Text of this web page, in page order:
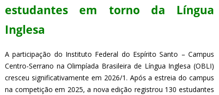
estudantes em torno da Língua
Inglesa
A participação do Instituto Federal do Espírito Santo – Campus
Centro-Serrano na Olimpíada Brasileira de Língua Inglesa (OBLI)
cresceu significativamente em 2026/1. Após a estreia do campus
na competição em 2025, a nova edição registrou 130 estudantes